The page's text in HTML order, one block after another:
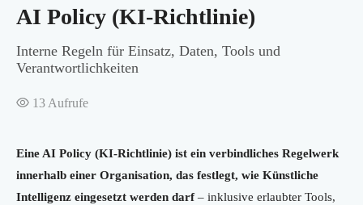
AI Policy (KI-Richtlinie)
Interne Regeln für Einsatz, Daten, Tools und
Verantwortlichkeiten
13 Aufrufe
Eine AI Policy (KI-Richtlinie) ist ein verbindliches Regelwerk
innerhalb einer Organisation, das festlegt, wie Künstliche
Intelligenz eingesetzt werden darf– inklusive erlaubter Tools,